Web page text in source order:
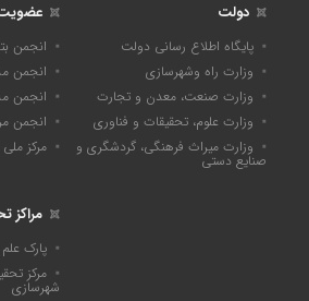
دولت
پایگاه اطلاع رسانی دولت
وزارت راه وشهرسازی
وزارت صنعت، معدن و تجارت
وزارت علوم، تحقیقات و فناوری
وزارت میراث فرهنگی، گردشگری و
صنایع دستی
انجمن
انجمن
انجمن
انجمن
مرکز
مراکز
پارک
مرکز
شهرسازی